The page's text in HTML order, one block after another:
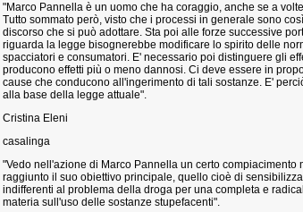
"Marco Pannella è un uomo che ha coraggio, anche se a
Tutto sommato però, visto che i processi in generale sono
discorso che si può adottare. Sta poi alle forze successive
riguarda la legge bisognerebbe modificare lo spirito delle
spacciatori e consumatori. E' necessario poi distinguere gli
producono effetti più o meno dannosi. Ci deve essere in
cause che conducono all'ingerimento di tali sostanze. E'
alla base della legge attuale".
Cristina Eleni
casalinga
"Vedo nell'azione di Marco Pannella un certo
raggiunto il suo obiettivo principale, quello cioè di
indifferenti al problema della droga per una completa e
materia sull'uso delle sostanze stupefacenti".